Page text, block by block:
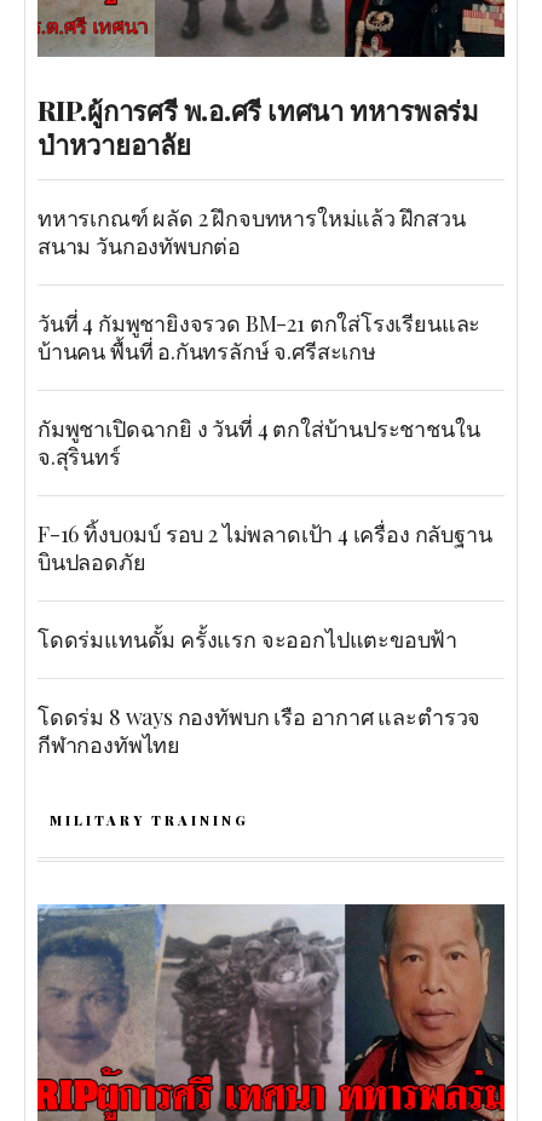
RIP.ผู้การศรี พ.อ.ศรี เทศนา ทหารพลร่ม
ป่าหวายอาลัย
ทหารเกณฑ์ ผลัด 2 ฝึกจบทหารใหม่แล้ว ฝึกสวน
สนาม วันกองทัพบกต่อ
วันที่ 4 กัมพูชายิงจรวด BM-21 ตกใส่โรงเรียนและ
บ้านคน พื้นที่ อ.กันทรลักษ์ จ.ศรีสะเกษ
กัมพูชาเปิดฉากยิ ง วันที่ 4 ตกใส่บ้านประชาชนใน
จ.สุรินทร์
F-16 ทิ้งบoมบ์ รอบ 2 ไม่พลาดเป้า 4 เครื่อง กลับฐาน
บินปลอดภัย
โดดร่มแทนดั้ม ครั้งแรก จะออกไปแตะขอบฟ้า
โดดร่ม 8 ways กองทัพบก เรือ อากาศ และตำรวจ
กีฬากองทัพไทย
MILITARY TRAINING